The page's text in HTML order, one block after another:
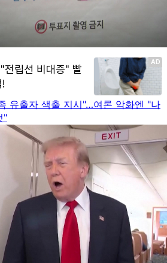
유출자 색출 지시"…여론 악화엔 "나
"